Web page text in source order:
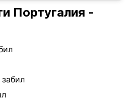
Португалия -